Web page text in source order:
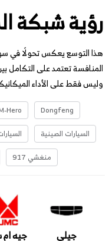
رؤية شبكة
هذا التوسع يعكس تحولًا في
المنافسة تعتمد على التكامل
وليس فقط على الأداء
Dongfeng
Hero
السيارات الصينية
منغشي 917
جيلي جيه